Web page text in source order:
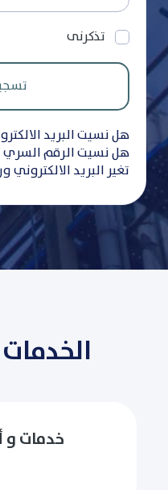
تذكرنى
هل نسيت البريد
هل نسيت الرقم السري
تغير البريد الالكتروني
الخدمات
خدمات و